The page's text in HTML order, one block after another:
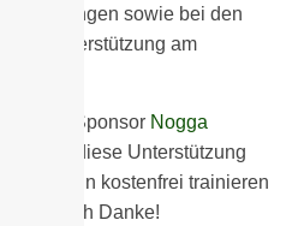
sowie bei den
die Unterstützung am
Sponsor Nogga
Durch diese Unterstützung
weiterhin kostenfrei trainieren
herzlich Danke!